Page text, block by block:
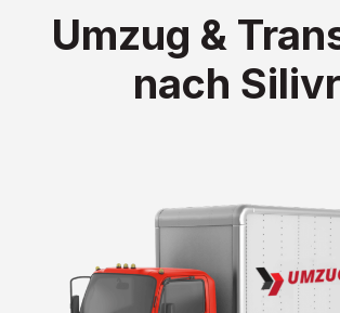
Umzug &
nach